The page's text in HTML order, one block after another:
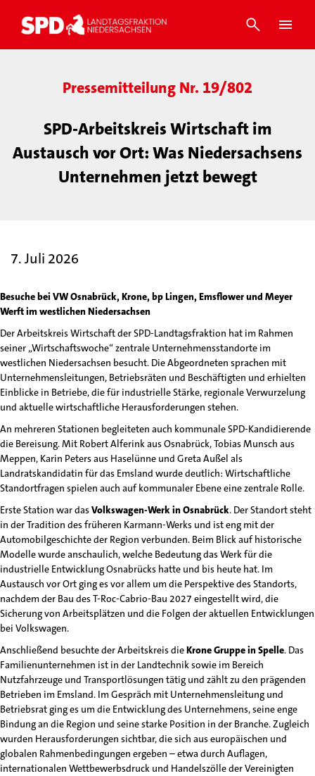
Pressemitteilung Nr. 19/802
SPD-Arbeitskreis Wirtschaft im
Austausch vor Ort: Was Niedersachsens
Unternehmen jetzt bewegt
7. Juli 2026
Besuche bei VW Osnabrück, Krone, bp Lingen, Emsflower und Meyer
Werft im westlichen Niedersachsen
Der Arbeitskreis Wirtschaft der SPD-Landtagsfraktion hat im Rahmen
seiner „Wirtschaftswoche“ zentrale Unternehmensstandorte im
westlichen Niedersachsen besucht. Die Abgeordneten sprachen mit
Unternehmensleitungen, Betriebsräten und Beschäftigten und erhielten
Einblicke in Betriebe, die für industrielle Stärke, regionale Verwurzelung
und aktuelle wirtschaftliche Herausforderungen stehen.
An mehreren Stationen begleiteten auch kommunale SPD-Kandidierende
die Bereisung. Mit Robert Alferink aus Osnabrück, Tobias Munsch aus
Meppen, Karin Peters aus Haselünne und Greta Außel als
Landratskandidatin für das Emsland wurde deutlich: Wirtschaftliche
Standortfragen spielen auch auf kommunaler Ebene eine zentrale Rolle.
Erste Station war dasVolkswagen-Werk in Osnabrück. Der Standort steht
in der Tradition des früheren Karmann-Werks und ist eng mit der
Automobilgeschichte der Region verbunden. Beim Blick auf historische
Modelle wurde anschaulich, welche Bedeutung das Werk für die
industrielle Entwicklung Osnabrücks hatte und bis heute hat. Im
Austausch vor Ort ging es vor allem um die Perspektive des Standorts,
nachdem der Bau des T-Roc-Cabrio-Bau 2027 eingestellt wird, die
Sicherung von Arbeitsplätzen und die Folgen der aktuellen Entwicklungen
bei Volkswagen.
Anschließend besuchte der Arbeitskreis dieKrone Gruppe in Spelle. Das
Familienunternehmen ist in der Landtechnik sowie im Bereich
Nutzfahrzeuge und Transportlösungen tätig und zählt zu den prägenden
Betrieben im Emsland. Im Gespräch mit Unternehmensleitung und
Betriebsrat ging es um die Entwicklung des Unternehmens, seine enge
Bindung an die Region und seine starke Position in der Branche. Zugleich
wurden Herausforderungen sichtbar, die sich aus europäischen und
globalen Rahmenbedingungen ergeben – etwa durch Auflagen,
internationalen Wettbewerbsdruck und Handelszölle der Vereinigten